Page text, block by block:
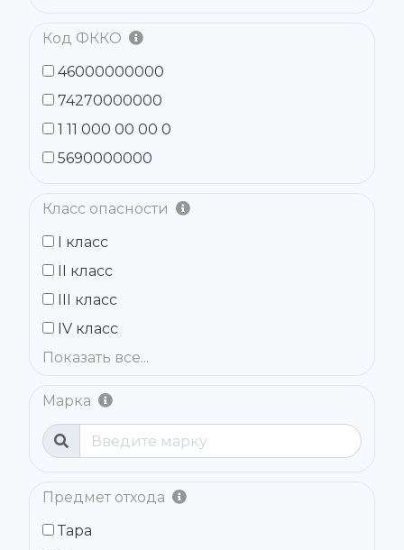
Код ФККО
46000000000
74270000000
1 11 000 00 00 0
5690000000
Класс опасности
I класс
II класс
III класс
IV класс
Показать все...
Марка
Предмет отхода
Тара